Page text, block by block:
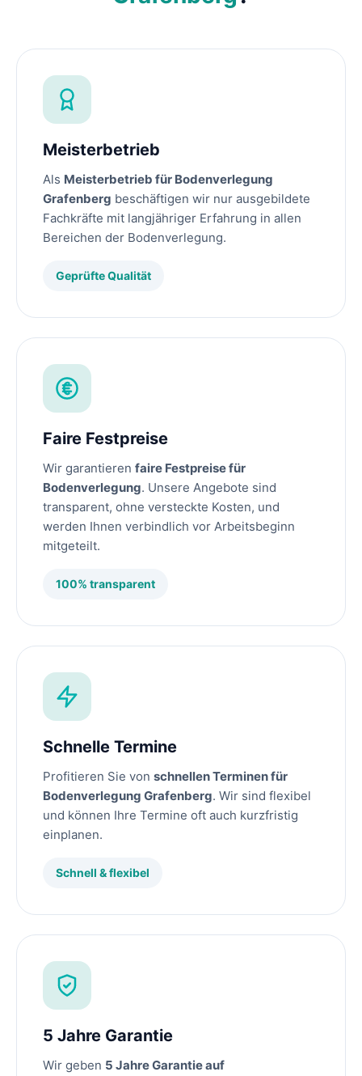
Meisterbetrieb
Als Meisterbetrieb für Bodenverlegung
Grafenberg beschäftigen wir nur ausgebildete
Fachkräfte mit langjähriger Erfahrung in allen
Bereichen der Bodenverlegung.
Geprüfte Qualität
Faire Festpreise
Wir garantieren faire Festpreise für
Bodenverlegung. Unsere Angebote sind
transparent, ohne versteckte Kosten, und
werden Ihnen verbindlich vor Arbeitsbeginn
mitgeteilt.
100% transparent
Schnelle Termine
Profitieren Sie von schnellen Terminen für
Bodenverlegung Grafenberg. Wir sind flexibel
und können Ihre Termine oft auch kurzfristig
einplanen.
Schnell & flexibel
5 Jahre Garantie
Wir geben 5 Jahre Garantie auf